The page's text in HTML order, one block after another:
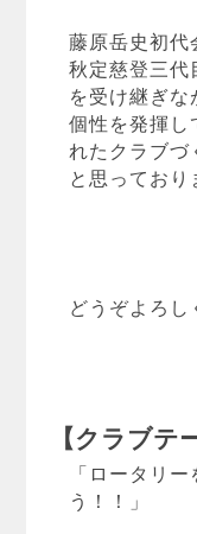
藤原岳史初代
秋定慈登三代
を受け継ぎ
個性を発揮し
れたクラブ
と思っており
どうぞよろし
【クラブテ
「ロータリ
う！！」